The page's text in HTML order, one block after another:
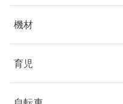
機材
育児